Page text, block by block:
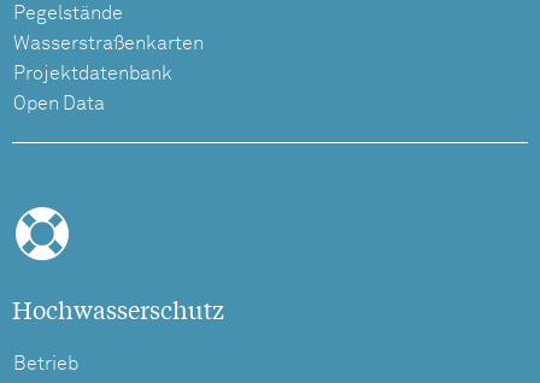
Pegelstände
Wasserstraßenkarten
Projektdatenbank
Open Data
Hochwasserschutz
Betrieb